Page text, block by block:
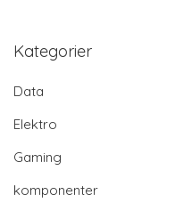
Kategorier
Data
Elektro
Gaming
komponenter